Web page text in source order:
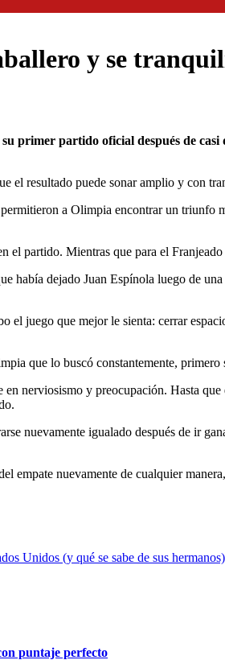
y se
resultado puede sonar amplio y con
a Olimpia encontrar un triunfo
el partido. Mientras que para el
había dejado Juan Espínola luego de
juego que mejor le sienta: cerrar
que lo buscó constantemente,
nerviosismo y preocupación. Hasta
nuevamente igualado después de ir
empate nuevamente de cualquier
Unidos (y qué se sabe de sus hermanos)
puntaje perfecto